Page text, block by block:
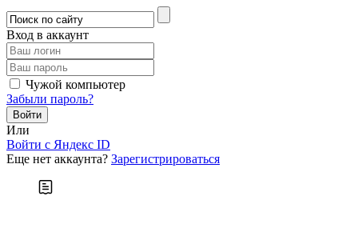
Вход в аккаунт
Чужой компьютер
Забыли пароль?
Или
Войти c Яндекс ID
Еще нет аккаунта? Зарегистрироваться